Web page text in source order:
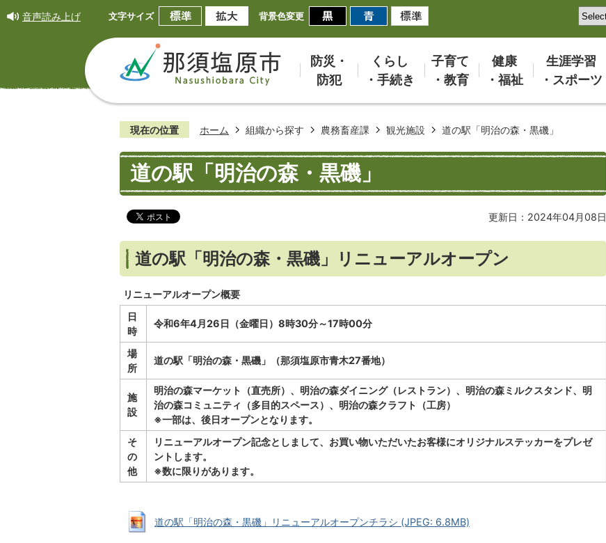
音声読み上げ 文字サイズ 背景色変更
防災・
防犯
くらし
・手続き
子育て
・教育
健康
・福祉
生涯学習
・スポーツ
現在の位置 ホーム 組織から探す 農務畜産課 観光施設 道の駅「明治の森・黒磯」
道の駅「明治の森・黒磯」
更新日：2024年04月08日
道の駅「明治の森・黒磯」リニューアルオープン
リニューアルオープン概要
日
時
令和6年4月26日（金曜日）8時30分～17時00分
場
所
道の駅「明治の森・黒磯」（那須塩原市青木27番地）
施
設
明治の森マーケット（直売所）、明治の森ダイニング（レストラン）、明治の森ミルクスタンド、明
治の森コミュニティ（多目的スペース）、明治の森クラフト（工房）
※一部は、後日オープンとなります。
そ
の
他
リニューアルオープン記念としまして、お買い物いただいたお客様にオリジナルステッカーをプレゼ
ントします。
※数に限りがあります。
道の駅「明治の森・黒磯」リニューアルオープンチラシ (JPEG: 6.8MB)